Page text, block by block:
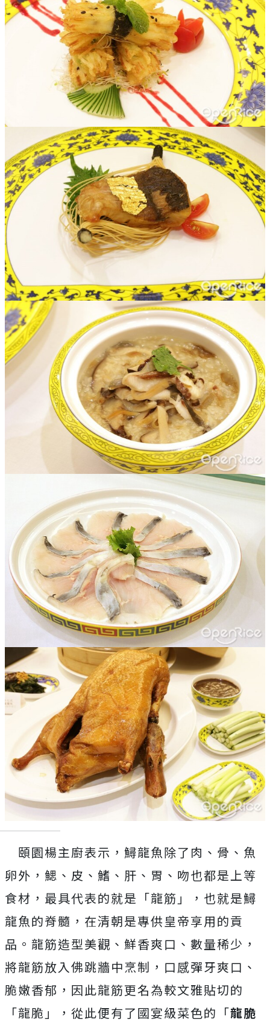
頤園楊主廚表示，鱘龍魚除了肉、骨、魚
卵外，鰓、皮、鰭、肝、胃、吻也都是上等
食材，最具代表的就是「龍筋」，也就是鱘
龍魚的脊髓，在清朝是專供皇帝享用的貢
品。龍筋造型美觀、鮮香爽口、數量稀少，
將龍筋放入佛跳牆中烹制，口感彈牙爽口、
脆嫩香郁，因此龍筋更名為較文雅貼切的
「龍脆」，從此便有了國宴級菜色的「龍脆